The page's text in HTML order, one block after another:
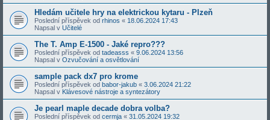
Hledám učitele hry na elektrickou kytaru - Plzeň
Poslední příspěvek od rhinos « 18.06.2024 17:43
Napsal v Učitelé
The T. Amp E-1500 - Jaké repro???
Poslední příspěvek od tadeasss « 9.06.2024 13:56
Napsal v Ozvučování a osvětlování
sample pack dx7 pro krome
Poslední příspěvek od babor-jakub « 3.06.2024 21:22
Napsal v Klávesové nástroje a syntezátory
Je pearl maple decade dobra volba?
Poslední příspěvek od cermja « 31.05.2024 19:32